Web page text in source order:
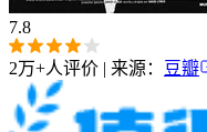
7.8
2万+人评价 | 来源： 豆瓣